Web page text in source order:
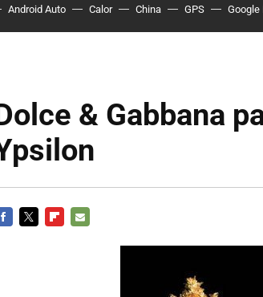
Android Auto Calor China GPS Google
& Gabbana